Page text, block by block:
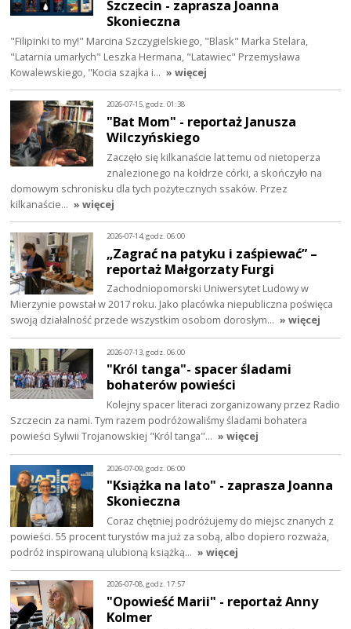
Szczecin - zaprasza Joanna
Skonieczna
"Filipinki to my!" Marcina Szczygielskiego, "Blask" Marka Stelara,
"Latarnia umarłych" Leszka Hermana, "Latawiec" Przemysława
Kowalewskiego, "Kocia szajka i… » więcej
2026-07-15, godz. 01:38
"Bat Mom" - reportaż Janusza
Wilczyńskiego
Zaczęło się kilkanaście lat temu od nietoperza
znalezionego na kołdrze córki, a skończyło na
domowym schronisku dla tych pożytecznych ssaków. Przez
kilkanaście… » więcej
2026-07-14, godz. 06:00
„Zagrać na patyku i zaśpiewać” –
reportaż Małgorzaty Furgi
Zachodniopomorski Uniwersytet Ludowy w
Mierzynie powstał w 2017 roku. Jako placówka niepubliczna poświęca
swoją działalność przede wszystkim osobom dorosłym… » więcej
2026-07-13, godz. 06:00
"Król tanga"- spacer śladami
bohaterów powieści
Kolejny spacer literaci zorganizowany przez Radio
Szczecin za nami. Tym razem podróżowaliśmy śladami bohatera
powieści Sylwii Trojanowskiej "Król tanga"… » więcej
2026-07-09, godz. 06:00
"Książka na lato" - zaprasza Joanna
Skonieczna
Coraz chętniej podróżujemy do miejsc znanych z
powieści. 55 procent turystów ma już za sobą, albo dopiero rozważa,
podróż inspirowaną ulubioną książką… » więcej
2026-07-08, godz. 17:57
"Opowieść Marii" - reportaż Anny
Kolmer